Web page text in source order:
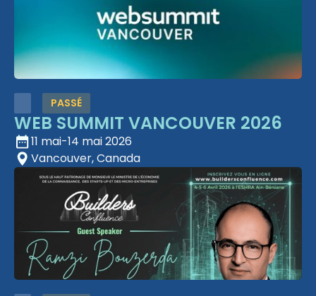
PASSÉ
WEB SUMMIT VANCOUVER 2026
11 mai-14 mai 2026
Vancouver, Canada